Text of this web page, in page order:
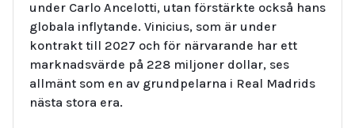
under Carlo Ancelotti, utan förstärkte också hans
globala inflytande. Vinicius, som är under
kontrakt till 2027 och för närvarande har ett
marknadsvärde på 228 miljoner dollar, ses
allmänt som en av grundpelarna i Real Madrids
nästa stora era.